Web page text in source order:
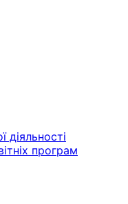
діяльності
програм